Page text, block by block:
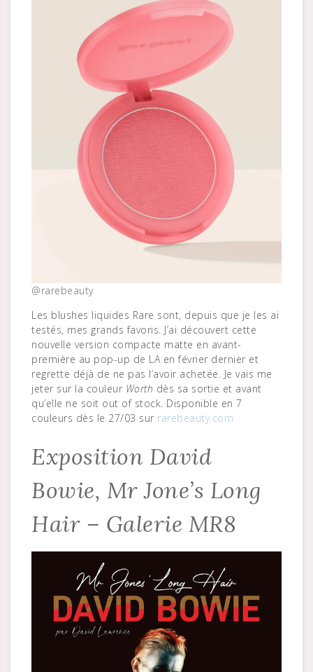
@rarebeauty
Les blushes liquides Rare sont, depuis que je les ai
testés, mes grands favoris. J’ai découvert cette
nouvelle version compacte matte en avant-
première au pop-up de LA en février dernier et
regrette déjà de ne pas l’avoir achetée. Je vais me
jeter sur la couleur Worth dès sa sortie et avant
qu’elle ne soit out of stock. Disponible en 7
couleurs dès le 27/03 sur rarebeauty.com
Exposition David
Bowie, Mr Jone’s Long
Hair – Galerie MR8